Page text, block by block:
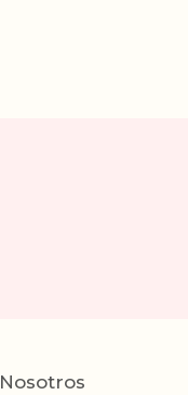
Nosotros